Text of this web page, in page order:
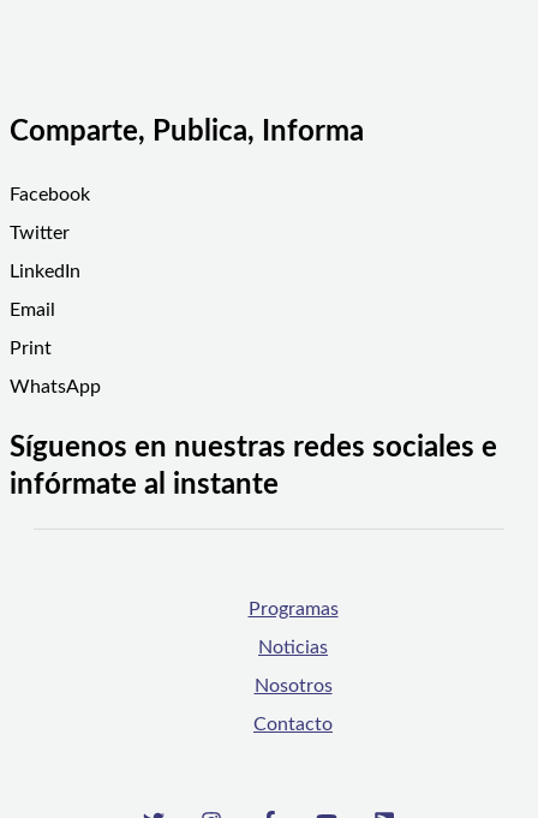
Comparte, Publica, Informa
Facebook
Twitter
LinkedIn
Email
Print
WhatsApp
Síguenos en nuestras redes sociales e
infórmate al instante
Programas
Noticias
Nosotros
Contacto